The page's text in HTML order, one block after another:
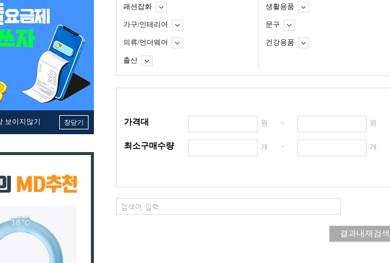
보이지않기 창닫기
패션잡화 생활용품
가구/인테리어 문구
의류/언더웨어 건강용품
출산
가격대 원 ~ 원
최소구매수량 개 ~ 개